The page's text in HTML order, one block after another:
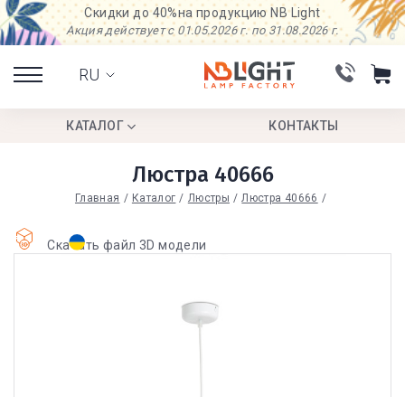
Скидки до 40%на продукцию NB Light
Акция действует с 01.05.2026 г. по 31.08.2026 г.
RU
КАТАЛОГ КОНТАКТЫ
Люстра 40666
Главная Каталог Люстры Люстра 40666
Скачать файл 3D модели